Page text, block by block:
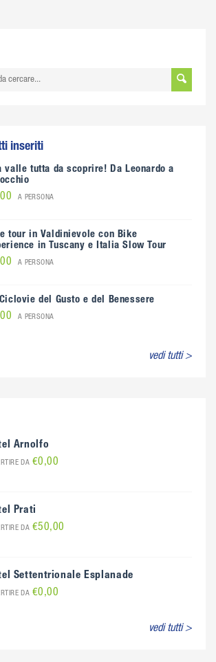
inseriti
valle tutta da scoprire! Da Leonardo a
A PERSONA
tour in Valdinievole con Bike
in Tuscany e Italia Slow Tour
A PERSONA
del Gusto e del Benessere
A PERSONA
vedi tutti >
Arnolfo
DA €0,00
Prati
DA €50,00
Settentrionale Esplanade
DA €0,00
vedi tutti >